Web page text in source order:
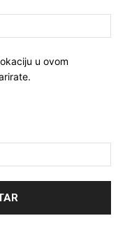
u ovom